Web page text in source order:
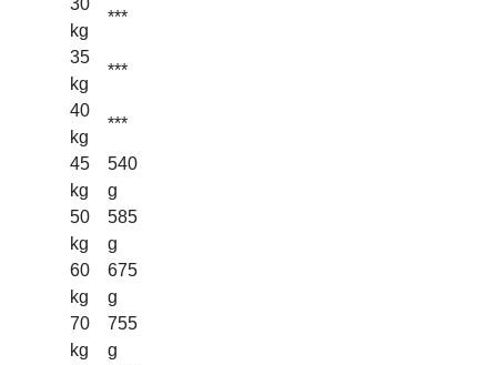
30
kg
***
35
kg
***
40
kg
***
45
kg
540
g
50
kg
585
g
60
kg
675
g
70
kg
755
g